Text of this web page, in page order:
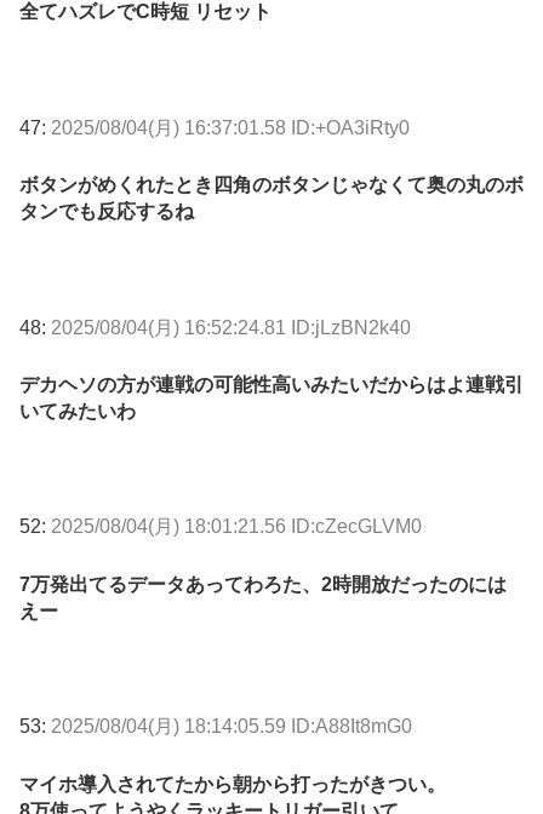
全てハズレでC時短 リセット
47: 2025/08/04(月) 16:37:01.58 ID:+OA3iRty0
ボタンがめくれたとき四角のボタンじゃなくて奥の丸のボ
タンでも反応するね
48: 2025/08/04(月) 16:52:24.81 ID:jLzBN2k40
デカヘソの方が連戦の可能性高いみたいだからはよ連戦引
いてみたいわ
52: 2025/08/04(月) 18:01:21.56 ID:cZecGLVM0
7万発出てるデータあってわろた、2時開放だったのには
えー
53: 2025/08/04(月) 18:14:05.59 ID:A88It8mG0
マイホ導入されてたから朝から打ったがきつい。